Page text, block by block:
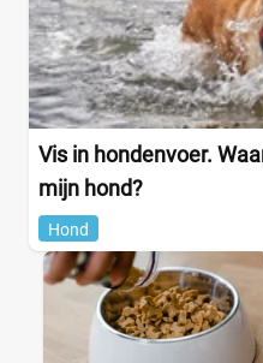
Vis in hondenvoer.
mijn hond?
Hond